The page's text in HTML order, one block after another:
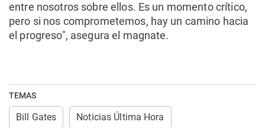
entre nosotros sobre ellos. Es un momento crítico,
pero si nos comprometemos, hay un camino hacia
el progreso", asegura el magnate.
TEMAS
Bill Gates Noticias Última Hora